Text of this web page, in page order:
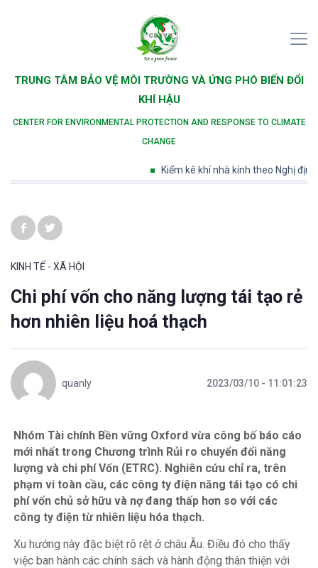
TRUNG TÂM BẢO VỆ MÔI TRƯỜNG VÀ ỨNG PHÓ BIẾN ĐỔI
KHÍ HẬU
CENTER FOR ENVIRONMENTAL PROTECTION AND RESPONSE TO CLIMATE
CHANGE
Kiểm kê khí nhà kính theo Nghị định
KINH TẾ - XÃ HỘI
Chi phí vốn cho năng lượng tái tạo rẻ
hơn nhiên liệu hoá thạch
quanly 2023/03/10 - 11:01:23
Nhóm Tài chính Bền vững Oxford vừa công bố báo cáo
mới nhất trong Chương trình Rủi ro chuyển đổi năng
lượng và chi phí Vốn (ETRC). Nghiên cứu chỉ ra, trên
phạm vi toàn cầu, các công ty điện năng tái tạo có chi
phí vốn chủ sở hữu và nợ đang thấp hơn so với các
công ty điện từ nhiên liệu hóa thạch.
Xu hướng này đặc biệt rõ rệt ở châu Âu. Điều đó cho thấy
việc ban hành các chính sách và hành động thân thiện với